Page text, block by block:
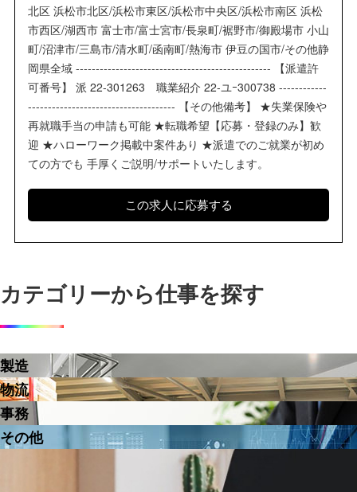
北区 浜松市北区/浜松市東区/浜松市中央区/浜松市南区 浜松
市西区/湖西市 富士市/富士宮市/長泉町/裾野市/御殿場市 小山
町/沼津市/三島市/清水町/函南町/熱海市 伊豆の国市/その他静
岡県全域 ------------------------------------------------- 【派遣許
可番号】 派 22-301263 職業紹介 22-ユｰ300738 ------------
------------------------------------- 【その他備考】 ★失業保険や
再就職手当の申請も可能 ★転職希望【応募・登録のみ】歓
迎 ★ハローワーク掲載中案件あり ★派遣でのご就業が初め
ての方でも 手厚くご説明/サポートいたします。
カテゴリーから仕事を探す
製造
物流
事務
その他